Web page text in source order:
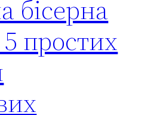
бісерна
простих